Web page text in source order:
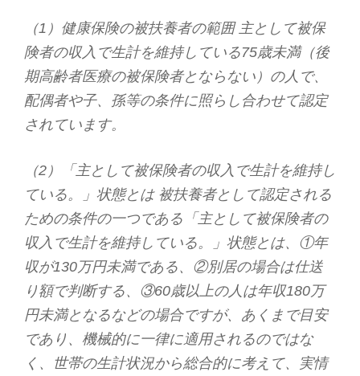
（1）健康保険の被扶養者の範囲 主として被保
険者の収入で生計を維持している75歳未満（後
期高齢者医療の被保険者とならない）の人で、
配偶者や子、孫等の条件に照らし合わせて認定
されています。
（2）「主として被保険者の収入で生計を維持し
ている。」状態とは 被扶養者として認定される
ための条件の一つである「主として被保険者の
収入で生計を維持している。」状態とは、①年
収が130万円未満である、②別居の場合は仕送
り額で判断する、③60歳以上の人は年収180万
円未満となるなどの場合ですが、あくまで目安
であり、機械的に一律に適用されるのではな
く、世帯の生計状況から総合的に考えて、実情